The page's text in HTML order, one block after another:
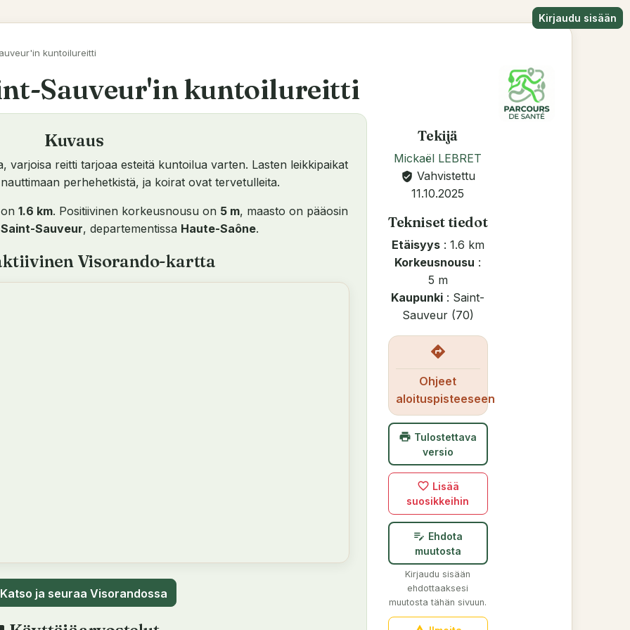
Kirjaudu sisään
kuntoilureitti
Sauveur'in kuntoilureitti
Kuvaus
varjoisa reitti tarjoaa esteitä kuntoilua varten. Lasten leikkipaikat
perhehetkistä, ja koirat ovat tervetulleita.
on1.6 km. Positiivinen korkeusnousu on 5 m, maasto on pääosin
Saint-Sauveur, departementissa Haute-Saône.
Visorando-kartta
Katso ja seuraa Visorandossa
Tekijä
Mickaël LEBRET
verified_user Vahvistettu
11.10.2025
Tekniset tiedot
Etäisyys: 1.6 km
Korkeusnousu :
5 m
Kaupunki : Saint-
Sauveur (70)
directions
Ohjeet
aloituspisteeseen
print Tulostettava
versio
favorite_border Lisää
suosikkeihin
edit_note Ehdota
muutosta
Kirjaudu sisään
ehdottaaksesi
muutosta tähän sivuun.